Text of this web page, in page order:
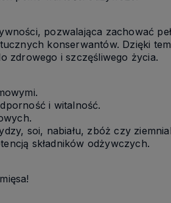
pozwalająca zachować
konserwantów. Dzięki
zdrowego i szczęśliwego życia.
i witalność.
soi, nabiału, zbóż czy
składników odżywczych.